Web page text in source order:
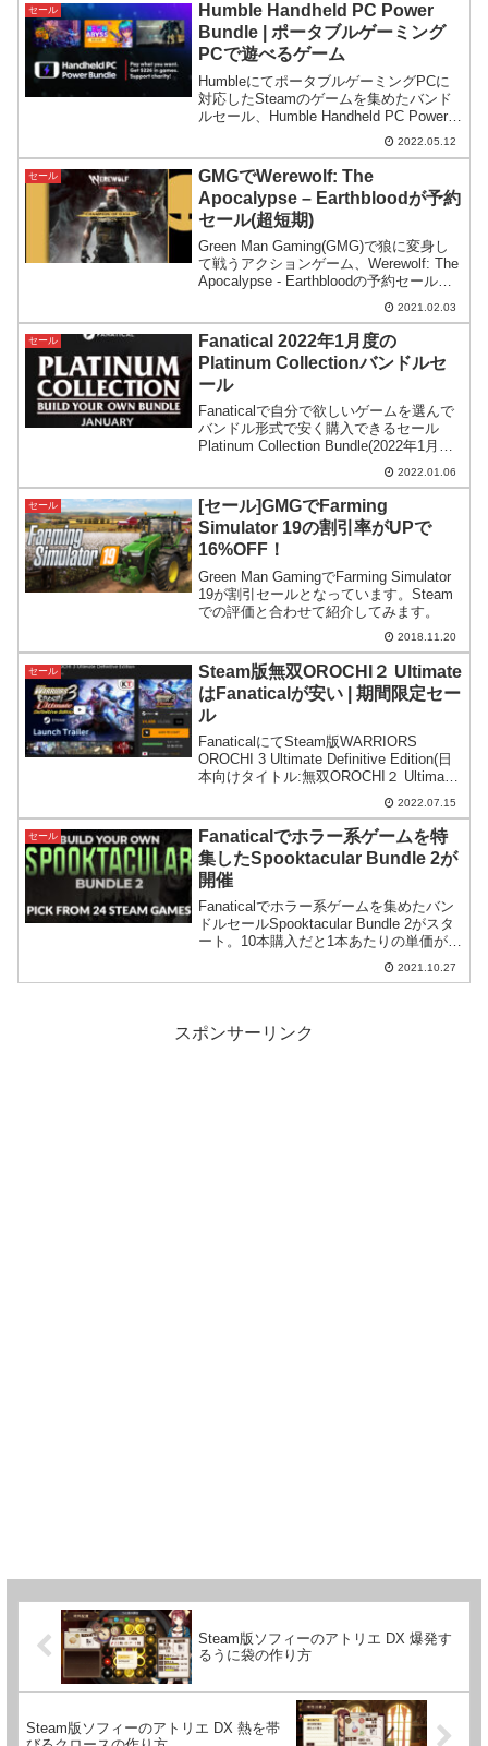
セール
Humble Handheld PC Power
Bundle | ポータブルゲーミング
PCで遊べるゲーム
HumbleにてポータブルゲーミングPCに
対応したSteamのゲームを集めたバンド
ルセール、Humble Handheld PC Power
Bundleが開催。Steamで評価の高いゲー
ムが集められており費用対効果も高そう
です。
2022.05.12
セール
GMGでWerewolf: The
Apocalypse – Earthbloodが予約
セール(超短期)
Green Man Gaming(GMG)で狼に変身し
て戦うアクションゲーム、Werewolf: The
Apocalypse - Earthbloodの予約セールが
開催。Epicストアで予約するよりもずっ
2021.02.03
セール
Fanatical 2022年1月度の
Platinum Collectionバンドルセ
ール
Fanaticalで自分で欲しいゲームを選んで
バンドル形式で安く購入できるセール
Platinum Collection Bundle(2022年1月度)
がスタート。コースの価格がやや上昇し
ていますが、それでもなおお買い得にな
っています。
2022.01.06
セール
[セール]GMGでFarming
Simulator 19の割引率がUPで
16%OFF！
Green Man GamingでFarming Simulator
19が割引セールとなっています。Steam
での評価と合わせて紹介してみます。
2018.11.20
セール
Steam版無双OROCHI２ Ultimate
はFanaticalが安い | 期間限定セー
ル
FanaticalにてSteam版WARRIORS
OROCHI 3 Ultimate Definitive Edition(日
本向けタイトル:無双OROCHI２ Ultimate)
がセール中。Steamストアで買うよりも
2022.07.15
セール
Fanaticalでホラー系ゲームを特
集したSpooktacular Bundle 2が
開催
Fanaticalでホラー系ゲームを集めたバン
ドルセールSpooktacular Bundle 2がスタ
ート。10本購入だと1本あたりの単価が
60円台にまで下がるなどコストパフォー
マンスに優れたバンドルとなっていま
2021.10.27
スポンサーリンク
Steam版ソフィーのアトリエ DX 爆発す
るうに袋の作り方
Steam版ソフィーのアトリエ DX 熱を帯